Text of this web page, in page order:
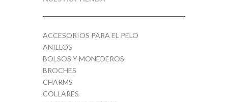
ACCESORIOS PARA EL PELO
ANILLOS
BOLSOS Y MONEDEROS
BROCHES
CHARMS
COLLARES